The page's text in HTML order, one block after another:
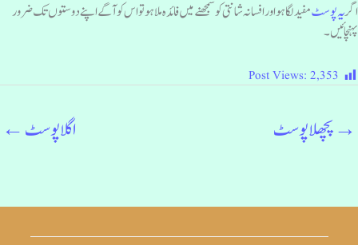
اگریہ پوسٹمفید لگا ہو اور افسانہ شانتی کو سمجھنے میں فائدہ ملا ہو تو اس کو آگے اپنے دوستوں تک ضرور
پہنچائیں۔
Post Views: 2,353
→پچھلا پوسٹ اگلا پوسٹ←